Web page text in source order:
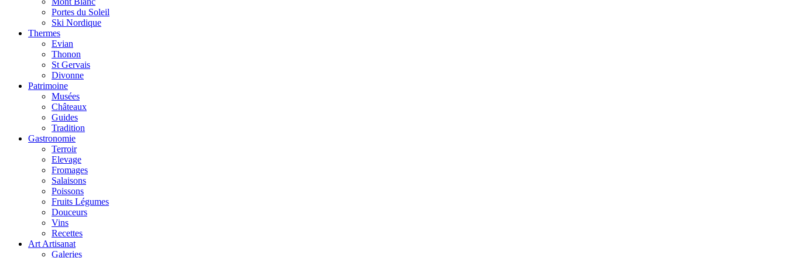
Portes du Soleil
Ski Nordique
Thermes
Evian
Thonon
St Gervais
Divonne
Patrimoine
Musées
Châteaux
Guides
Tradition
Gastronomie
Terroir
Elevage
Fromages
Salaisons
Poissons
Fruits Légumes
Douceurs
Vins
Recettes
Art Artisanat
Galeries